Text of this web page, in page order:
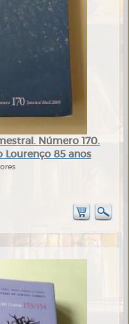
Número 170.
85 anos